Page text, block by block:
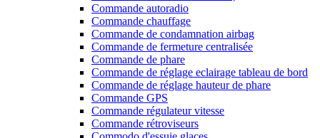
Commande autoradio
Commande chauffage
Commande de condamnation airbag
Commande de fermeture centralisée
Commande de phare
Commande de réglage eclairage tableau de bord
Commande de réglage hauteur de phare
Commande GPS
Commande régulateur vitesse
Commande rétroviseurs